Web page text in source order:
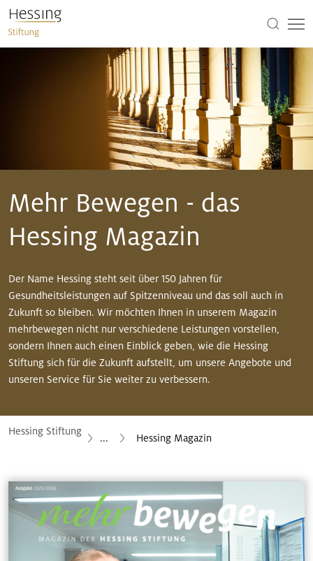
Mehr Bewegen - das
Hessing Magazin
Der Name Hessing steht seit über 150 Jahren für
Gesundheitsleistungen auf Spitzenniveau und das soll auch in
Zukunft so bleiben. Wir möchten Ihnen in unserem Magazin
mehrbewegen nicht nur verschiedene Leistungen vorstellen,
sondern Ihnen auch einen Einblick geben, wie die Hessing
Stiftung sich für die Zukunft aufstellt, um unsere Angebote und
unseren Service für Sie weiter zu verbessern.
Hessing Stiftung
... Hessing Magazin